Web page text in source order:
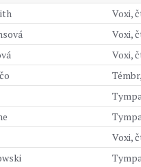
Voxi,
Voxi,
Voxi,
Voxi,